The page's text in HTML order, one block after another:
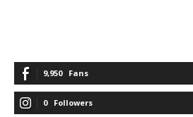
9,950 Fans
0 Followers